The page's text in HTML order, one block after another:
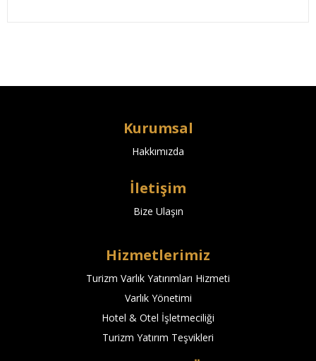
Kurumsal
Hakkımızda
İletişim
Bize Ulaşın
Hizmetlerimiz
Turizm Varlık Yatırımları Hizmeti
Varlık Yönetimi
Hotel & Otel İşletmeciliği
Turizm Yatırım Teşvikleri